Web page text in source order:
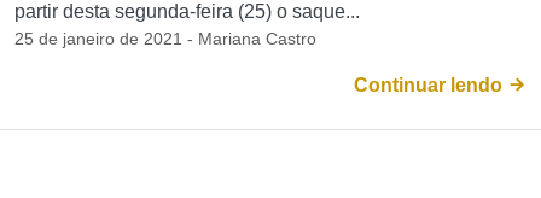
partir desta segunda-feira (25) o saque...
25 de janeiro de 2021 - Mariana Castro
Continuar lendo